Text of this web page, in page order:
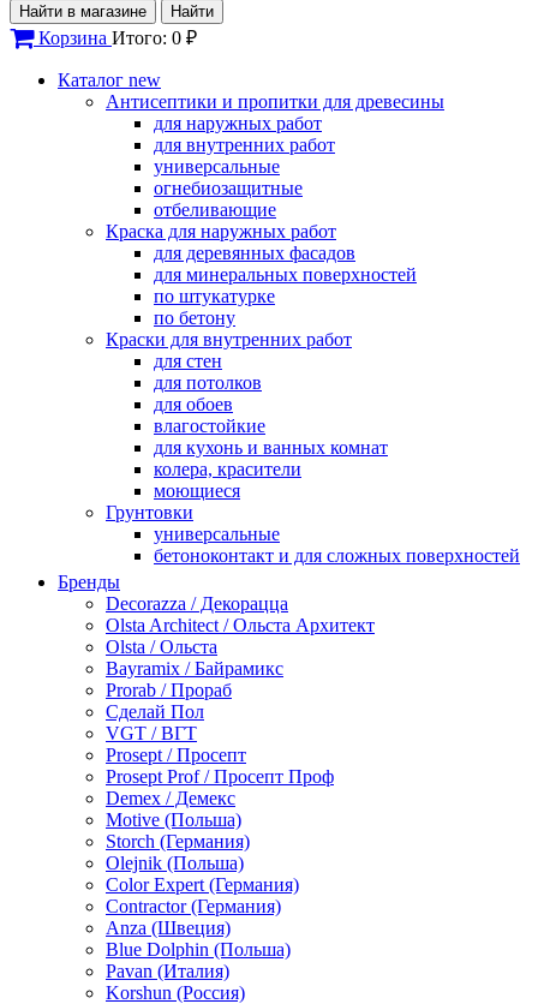
Найти в магазине Найти
Корзина Итого: 0 ₽
Каталог new
Антисептики и пропитки для древесины
для наружных работ
для внутренних работ
универсальные
огнебиозащитные
отбеливающие
Краска для наружных работ
для деревянных фасадов
для минеральных поверхностей
по штукатурке
по бетону
Краски для внутренних работ
для стен
для потолков
для обоев
влагостойкие
для кухонь и ванных комнат
колера, красители
моющиеся
Грунтовки
универсальные
бетоноконтакт и для сложных поверхностей
по металлу
антикорозийные
под декоративные штукатурки
для гипсокартона
под штукатурку
Герметик
акриловые
силиконовые универсальные, нейтральные
силиконовые санитарные (антигрибковые)
шовные для срубов
для кровли
для каминов
полиуретановые
Декоративные штукатурки и краски
краски для декора, патина
мокрый шелк
венецианские (эффект мрамора)
песок (эффект песчаных вихрей)
декоративная шпаклевка
Бренды
Decorazza / Декорацца
Olsta Architect / Ольста Архитект
Olsta / Ольста
Bayramix / Байрамикс
Prorab / Прораб
Сделай Пол
VGT / ВГТ
Prosept / Просепт
Prosept Prof / Просепт Проф
Demex / Демекс
Motive (Польша)
Storch (Германия)
Olejnik (Польша)
Color Expert (Германия)
Contractor (Германия)
Anza (Швеция)
Blue Dolphin (Польша)
Pavan (Италия)
Korshun (Россия)